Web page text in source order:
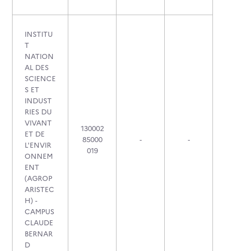
INSTITU
T
NATION
AL DES
SCIENCE
S ET
INDUST
RIES DU
VIVANT
ET DE
L'ENVIR
ONNEM
ENT
(AGROP
ARISTEC
H) -
CAMPUS
CLAUDE
BERNAR
D
130002
85000
019
- -